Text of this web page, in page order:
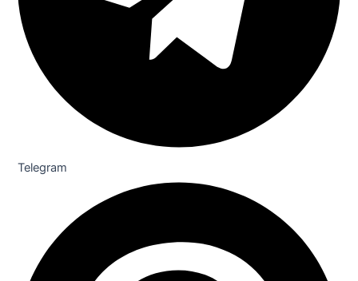
Telegram